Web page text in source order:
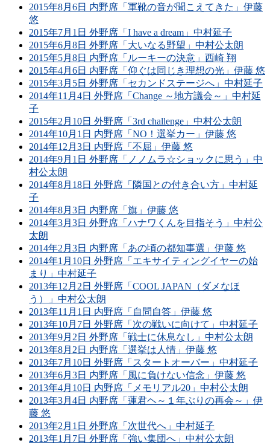
2015年8月6日 内野席「軍靴の音が聞こえてきた」伊藤
悠
2015年7月1日 外野席「I have a dream」中村延子
2015年6月8日 外野席「大いなる野望」中村公太朗
2015年5月8日 内野席「ルーキーの決意」西崎 翔
2015年4月6日 内野席「仰ぐは同じき理想の光」伊藤 悠
2015年3月5日 外野席「セカンドステージへ」中村延子
2014年11月4日 外野席「Change ～地方議会～」中村延
子
2015年2月10日 外野席「3rd challenge」中村公太朗
2014年10月1日 内野席「NO！選挙カー」伊藤 悠
2014年12月3日 内野席「不屈」伊藤 悠
2014年9月1日 外野席「ノノムラ☆ショックに思う」中
村公太朗
2014年8月18日 外野席「隣国との付き合い方」中村延
子
2014年8月3日 内野席「旗」伊藤 悠
2014年3月3日 外野席「ハナワくんを目指そう」中村公
太朗
2014年2月3日 内野席「あの頃の都知事選」伊藤 悠
2014年1月10日 外野席「エキサイティングイヤーの始
まり」中村延子
2013年12月2日 外野席「COOL JAPAN（ダメなほ
う）」中村公太朗
2013年11月1日 内野席「自問自答」伊藤 悠
2013年10月7日 外野席「次の戦いに向けて」中村延子
2013年9月2日 外野席「戦士に休息なし」中村公太朗
2013年8月2日 内野席「選挙は人情」伊藤 悠
2013年7月10日 外野席「スタートオーバー」中村延子
2013年6月3日 内野席「風に負けない信念」伊藤 悠
2013年4月10日 内野席「メモリアル20」中村公太朗
2013年3月4日 内野席「蓮君ヘ～１年ぶりの再会～」伊
藤 悠
2013年2月1日 外野席「次世代へ」中村延子
2013年1月7日 外野席「強い集団へ」中村公太朗